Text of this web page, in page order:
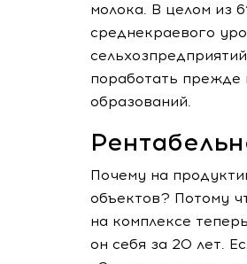
молока. В целом из
среднекраевого
поработать прежде
образований.
Почему на
объектов? Потому
на комплексе
он себя за 20 лет.